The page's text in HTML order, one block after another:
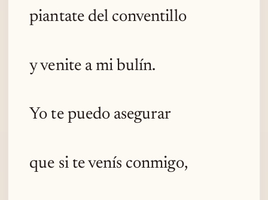
piantate del conventillo
y venite a mi bulín.
Yo te puedo asegurar
que si te venís conmigo,